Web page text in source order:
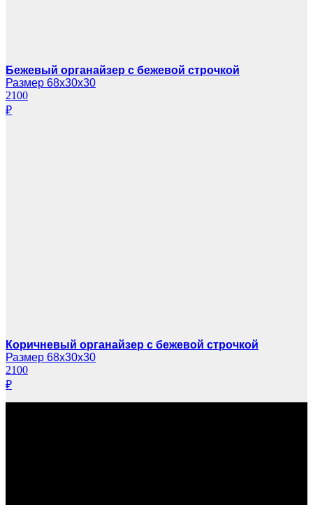
Бежевый органайзер с бежевой строчкой
Размер 68х30х30
2100
₽
Коричневый органайзер с бежевой строчкой
Размер 68х30х30
2100
₽